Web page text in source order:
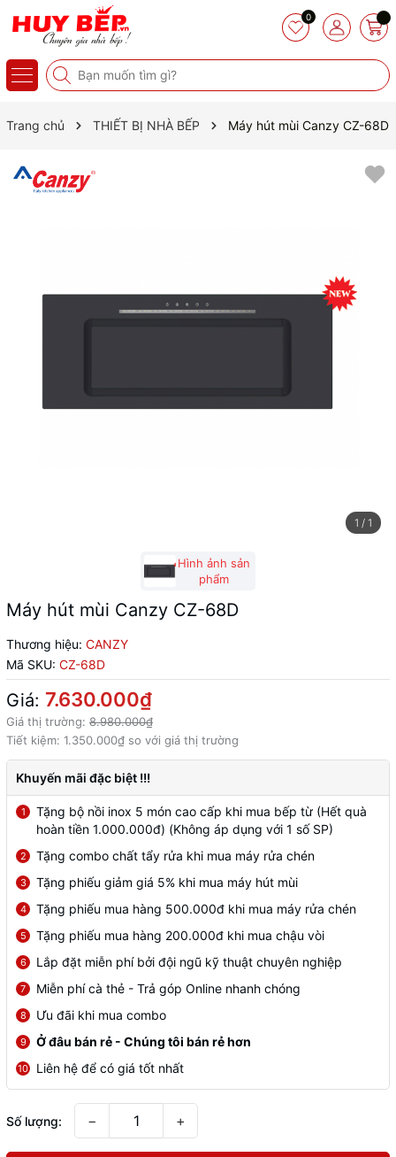
0
Trang chủ THIẾT BỊ NHÀ BẾP Máy hút mùi Canzy CZ-68D
1 / 1
Hình ảnh sản
phẩm
Máy hút mùi Canzy CZ-68D
Thương hiệu: CANZY
Mã SKU: CZ-68D
Giá: 7.630.000₫
Giá thị trường: 8.980.000₫
Tiết kiệm: 1.350.000₫ so với giá thị trường
Khuyến mãi đặc biệt !!!
1
Tặng bộ nồi inox 5 món cao cấp khi mua bếp từ (Hết quà
hoàn tiền 1.000.000đ) (Không áp dụng với 1 số SP)
2 Tặng combo chất tẩy rửa khi mua máy rửa chén
3 Tặng phiếu giảm giá 5% khi mua máy hút mùi
4 Tặng phiếu mua hàng 500.000đ khi mua máy rửa chén
5 Tặng phiếu mua hàng 200.000đ khi mua chậu vòi
6 Lắp đặt miễn phí bởi đội ngũ kỹ thuật chuyên nghiệp
7 Miễn phí cà thẻ - Trả góp Online nhanh chóng
8 Ưu đãi khi mua combo
9 Ở đâu bán rẻ - Chúng tôi bán rẻ hơn
10 Liên hệ để có giá tốt nhất
Số lượng: − +